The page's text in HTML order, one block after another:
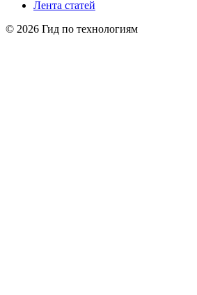
Лента статей
© 2026 Гид по технологиям